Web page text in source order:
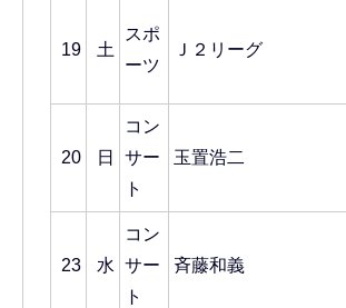
19 土
スポ
ーツ
Ｊ２リーグ
20 日
コン
サー
ト
玉置浩二
23 水
コン
サー
ト
斉藤和義